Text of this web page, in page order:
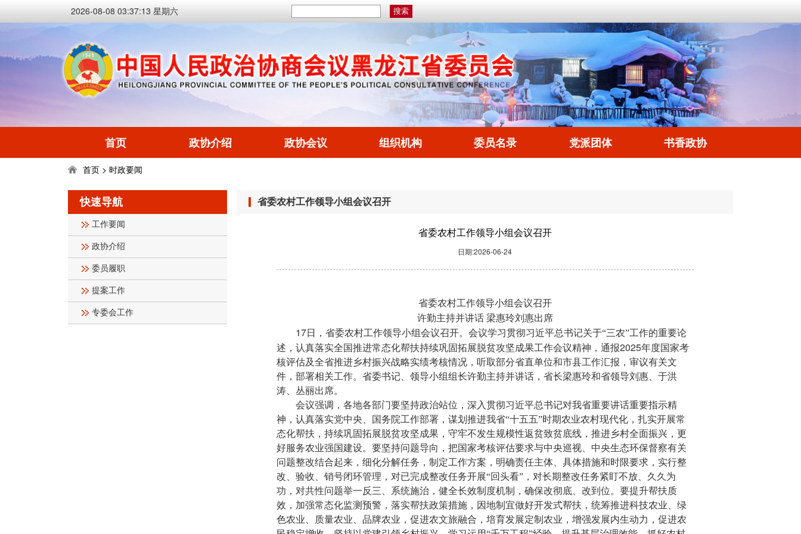
2026-08-08 03:37:13 星期六
首页 政协介绍 政协会议 组织机构 委员名录 党派团体 书香政协
首页 > 时政要闻
快速导航
工作要闻
政协介绍
委员履职
提案工作
专委会工作
省委农村工作领导小组会议召开
省委农村工作领导小组会议召开
日期:2026-06-24
省委农村工作领导小组会议召开
许勤主持并讲话 梁惠玲刘惠出席
17日，省委农村工作领导小组会议召开。会议学习贯彻习近平总书记关于“三农”工作的重要论
述，认真落实全国推进常态化帮扶持续巩固拓展脱贫攻坚成果工作会议精神，通报2025年度国家考
核评估及全省推进乡村振兴战略实绩考核情况，听取部分省直单位和市县工作汇报，审议有关文
件，部署相关工作。省委书记、领导小组组长许勤主持并讲话，省长梁惠玲和省领导刘惠、于洪
涛、丛丽出席。
会议强调，各地各部门要坚持政治站位，深入贯彻习近平总书记对我省重要讲话重要指示精
神，认真落实党中央、国务院工作部署，谋划推进我省“十五五”时期农业农村现代化，扎实开展常
态化帮扶，持续巩固拓展脱贫攻坚成果，守牢不发生规模性返贫致贫底线，推进乡村全面振兴，更
好服务农业强国建设。要坚持问题导向，把国家考核评估要求与中央巡视、中央生态环保督察有关
问题整改结合起来，细化分解任务，制定工作方案，明确责任主体、具体措施和时限要求，实行整
改、验收、销号闭环管理，对已完成整改任务开展“回头看”，对长期整改任务紧盯不放、久久为
功，对共性问题举一反三、系统施治，健全长效制度机制，确保改彻底、改到位。要提升帮扶质
效，加强常态化监测预警，落实帮扶政策措施，因地制宜做好开发式帮扶，统筹推进科技农业、绿
色农业、质量农业、品牌农业，促进农文旅融合，培育发展定制农业，增强发展内生动力，促进农